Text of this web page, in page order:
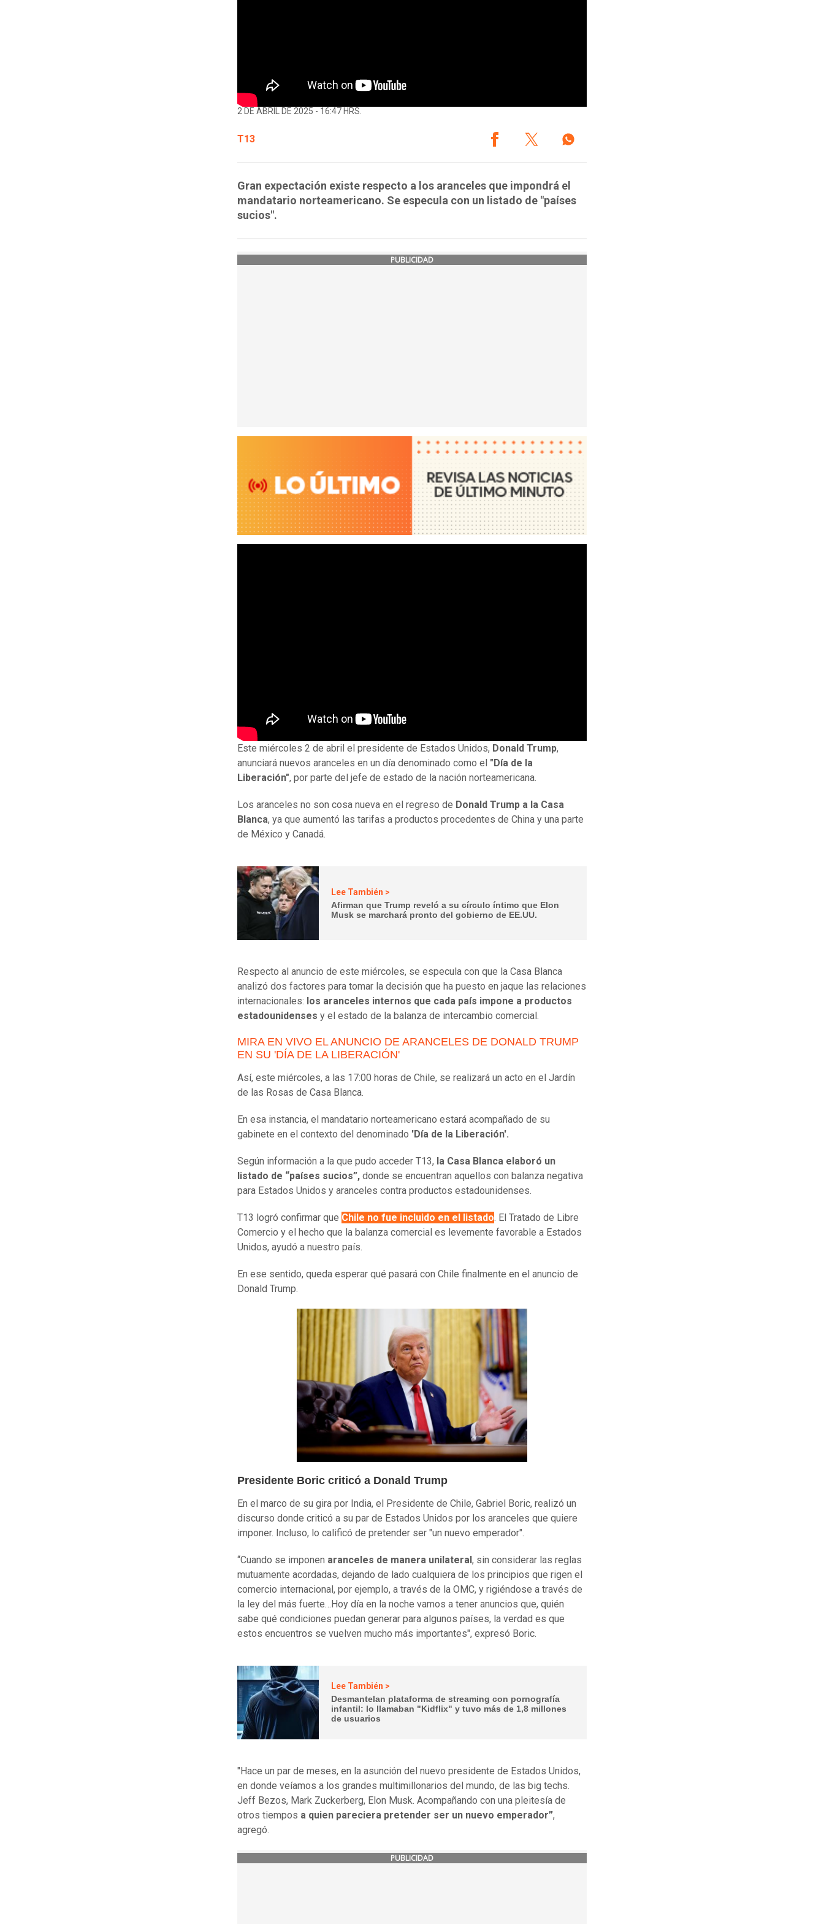
2 DE ABRIL DE 2025 - 16:47 HRS.
T13
Gran expectación existe respecto a los aranceles que impondrá el
mandatario norteamericano. Se especula con un listado de "países
sucios".
PUBLICIDAD
Este miércoles 2 de abril el presidente de Estados Unidos, Donald Trump,
anunciará nuevos aranceles en un día denominado como el "Día de la
Liberación", por parte del jefe de estado de la nación norteamericana.
Los aranceles no son cosa nueva en el regreso de Donald Trump a la Casa
Blanca, ya que aumentó las tarifas a productos procedentes de China y una parte
de México y Canadá.
Lee También >
Afirman que Trump reveló a su círculo íntimo que Elon
Musk se marchará pronto del gobierno de EE.UU.
Respecto al anuncio de este miércoles, se especula con que la Casa Blanca
analizó dos factores para tomar la decisión que ha puesto en jaque las relaciones
internacionales: los aranceles internos que cada país impone a productos
estadounidenses y el estado de la balanza de intercambio comercial.
MIRA EN VIVO EL ANUNCIO DE ARANCELES DE DONALD TRUMP
EN SU 'DÍA DE LA LIBERACIÓN'
Así, este miércoles, a las 17:00 horas de Chile, se realizará un acto en el Jardín
de las Rosas de Casa Blanca.
En esa instancia, el mandatario norteamericano estará acompañado de su
gabinete en el contexto del denominado 'Día de la Liberación'.
Según información a la que pudo acceder T13, la Casa Blanca elaboró un
listado de “países sucios”, donde se encuentran aquellos con balanza negativa
para Estados Unidos y aranceles contra productos estadounidenses.
T13 logró confirmar que Chile no fue incluido en el listado. El Tratado de Libre
Comercio y el hecho que la balanza comercial es levemente favorable a Estados
Unidos, ayudó a nuestro país.
En ese sentido, queda esperar qué pasará con Chile finalmente en el anuncio de
Donald Trump.
Presidente Boric criticó a Donald Trump
En el marco de su gira por India, el Presidente de Chile, Gabriel Boric, realizó un
discurso donde criticó a su par de Estados Unidos por los aranceles que quiere
imponer. Incluso, lo calificó de pretender ser "un nuevo emperador".
“Cuando se imponen aranceles de manera unilateral, sin considerar las reglas
mutuamente acordadas, dejando de lado cualquiera de los principios que rigen el
comercio internacional, por ejemplo, a través de la OMC, y rigiéndose a través de
la ley del más fuerte…Hoy día en la noche vamos a tener anuncios que, quién
sabe qué condiciones puedan generar para algunos países, la verdad es que
estos encuentros se vuelven mucho más importantes", expresó Boric.
Lee También >
Desmantelan plataforma de streaming con pornografía
infantil: lo llamaban "Kidflix" y tuvo más de 1,8 millones
de usuarios
"Hace un par de meses, en la asunción del nuevo presidente de Estados Unidos,
en donde veíamos a los grandes multimillonarios del mundo, de las big techs.
Jeff Bezos, Mark Zuckerberg, Elon Musk. Acompañando con una pleitesía de
otros tiempos a quien pareciera pretender ser un nuevo emperador”,
agregó.
PUBLICIDAD